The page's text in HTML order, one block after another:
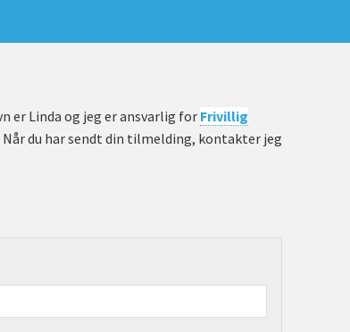
er Linda og jeg er ansvarlig for Frivillig
du har sendt din tilmelding, kontakter jeg